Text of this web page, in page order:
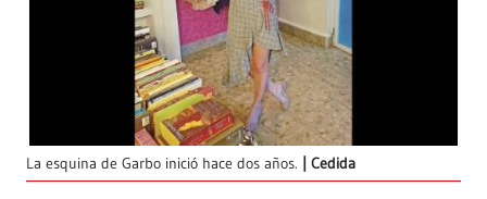
La esquina de Garbo inició hace dos años. Cedida